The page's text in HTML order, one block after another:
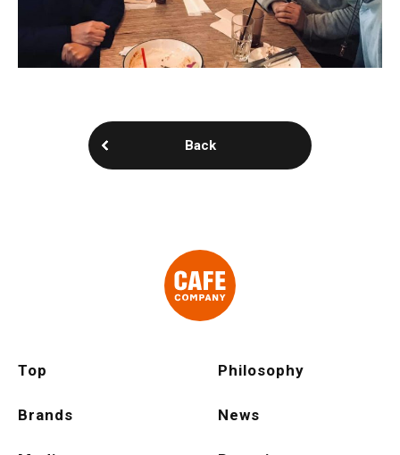
Back
Top Philosophy
Brands News